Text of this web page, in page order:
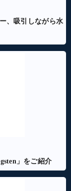
、吸引しながら水
」をご紹介